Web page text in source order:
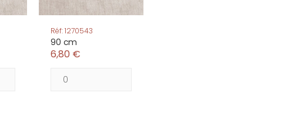
Réf: 1270543
90 cm
6,80 €